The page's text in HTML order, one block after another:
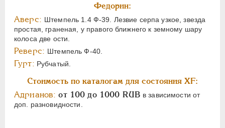
Федорин:
Аверс: Штемпель 1.4 Ф-39. Лезвие серпа узкое, звезда
простая, граненая, у правого ближнего к земному шару
колоса две ости.
Реверс: Штемпель Ф-40.
Гурт: Рубчатый.
Стоимость по каталогам для состояния XF:
Адрианов: от 100 до 1000 RUB в зависимости от
доп. разновидности.